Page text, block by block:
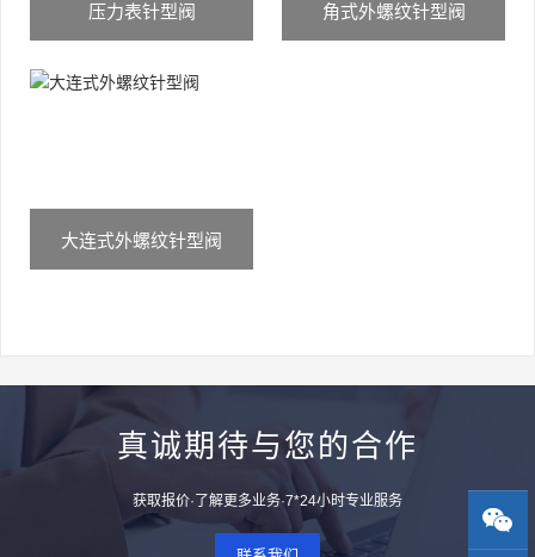
压力表针型阀 角式外螺纹针型阀
大连式外螺纹针型阀
真诚期待与您的合作
获取报价·了解更多业务·7*24小时专业服务